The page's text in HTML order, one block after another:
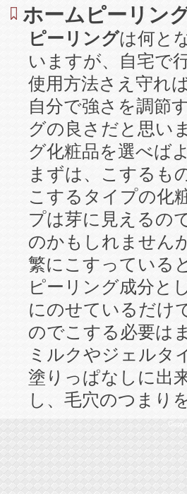
ホームピーリン
ピーリングは何と
いますが、自宅で
使用方法さえ守れ
自分で強さを調節
グの良さだと思い
グ化粧品を選べば
まずは、こするも
こするタイプの化
プは芽に見えるの
のかもしれません
繁にこすっている
ピーリング成分と
にのせているだけ
のでこする必要は
ミルクやジェルタ
塗りっぱなしに出
し、毛穴のつまり